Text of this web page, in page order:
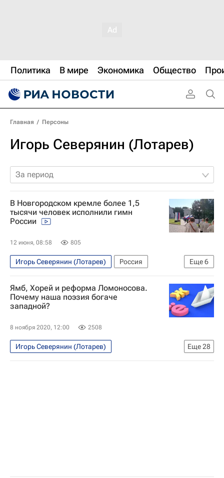
Политика В мире Экономика Общество
Главная / Персоны
Игорь Северянин (Лотарев)
За период
В Новгородском кремле более 1,5
тысячи человек исполнили гимн
России
12 июня, 08:58 805
Еще6
Игорь Северянин (Лотарев)
Россия
Великий Новгород
Новгородская область
Георгий Свиридов
Александра Дронова
Президентский фонд культурных инициатив
День России
Ямб, Хорей и реформа Ломоносова.
Почему наша поэзия богаче
западной?
8 ноября 2020, 12:00 2508
Еще28
Игорь Северянин (Лотарев)
Как это по-русски
Русский язык в мире